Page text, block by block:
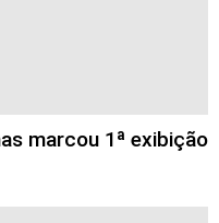
marcou 1ª exibição